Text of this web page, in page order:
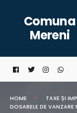
content
Comuna
Mereni
HOME TAXE ȘI
DOSARELE DE VANZARE
for: